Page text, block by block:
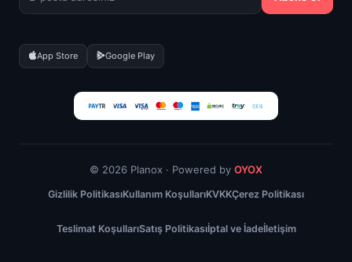
App Store Google Play
© 2026 Planox · Powered by OYOX
Gizlilik PolitikasıKullanım KoşullarıKVKKÇerez Politikası
Teslimat KoşullarıSatış Politikasıİptal ve İadeİletişim